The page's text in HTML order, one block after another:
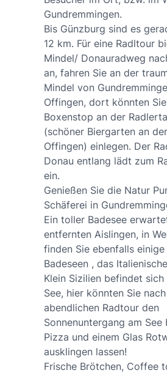
Gundremmingen.
Bis Günzburg sind es
12 km. Für eine Radltour
Mindel/ Donauradweg
an, fahren Sie an der
Mindel von
Offingen, dort könnten
Boxenstop an der
(schöner Biergarten an
Offingen) einlegen. Der
Donau entlang lädt zum
ein.
Genießen Sie die Natur
Schäferei in
Ein toller Badesee
entfernten Aislingen, in
finden Sie ebenfalls
Badeseen , das
Klein Sizilien befindet
See, hier könnten Sie
abendlichen Radtour den
Sonnenuntergang am See
Pizza und einem Glas
ausklingen lassen!
Frische Brötchen, Coffee